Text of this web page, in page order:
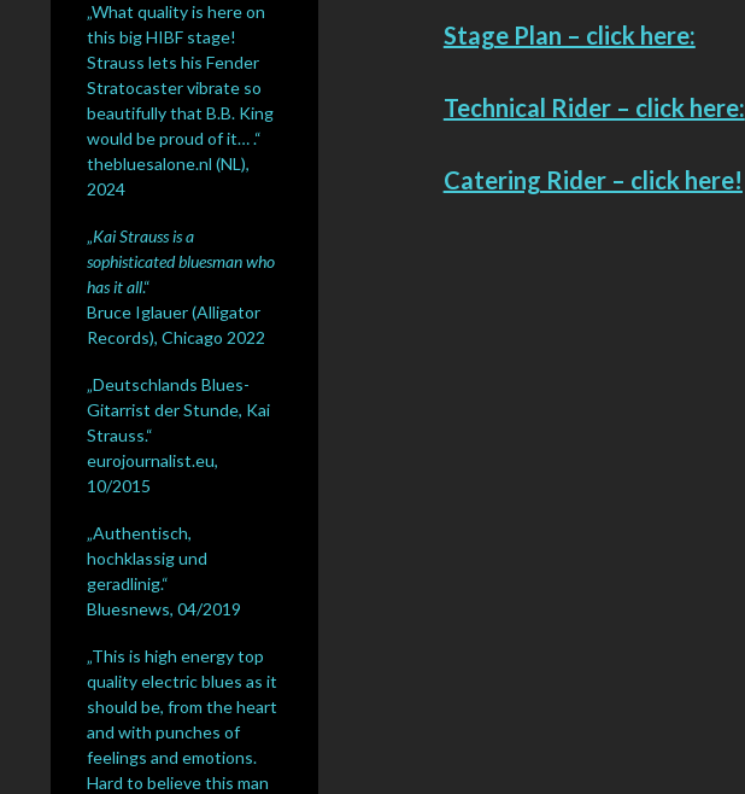
Stage Plan – click here:
Technical Rider – click here:
Catering Rider – click here!
„What quality is here on
this big HIBF stage!
Strauss lets his Fender
Stratocaster vibrate so
beautifully that B.B. King
would be proud of it… .“
thebluesalone.nl (NL),
2024
„Kai Strauss is a
sophisticated bluesman who
has it all.“
Bruce Iglauer (Alligator
Records), Chicago 2022
„Deutschlands Blues-
Gitarrist der Stunde, Kai
Strauss.“
eurojournalist.eu,
10/2015
„Authentisch,
hochklassig und
geradlinig.“
Bluesnews, 04/2019
„This is high energy top
quality electric blues as it
should be, from the heart
and with punches of
feelings and emotions.
Hard to believe this man